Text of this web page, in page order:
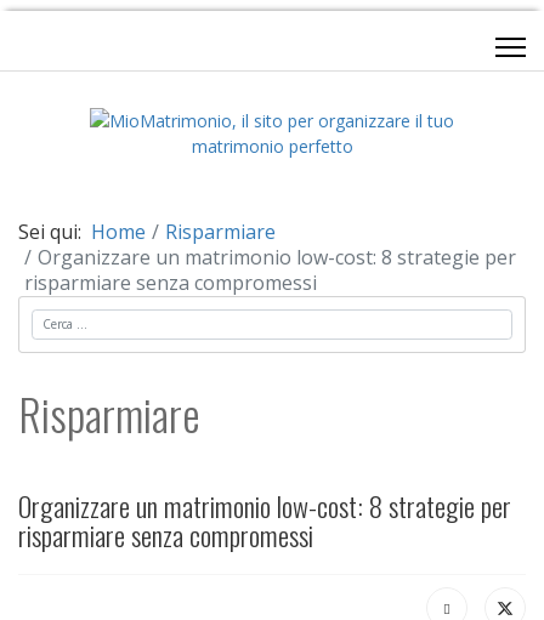
Sei qui: Home
Risparmiare
Organizzare un matrimonio low-cost: 8 strategie per
risparmiare senza compromessi
Cerca
Risparmiare
Organizzare un matrimonio low-cost: 8 strategie per
risparmiare senza compromessi